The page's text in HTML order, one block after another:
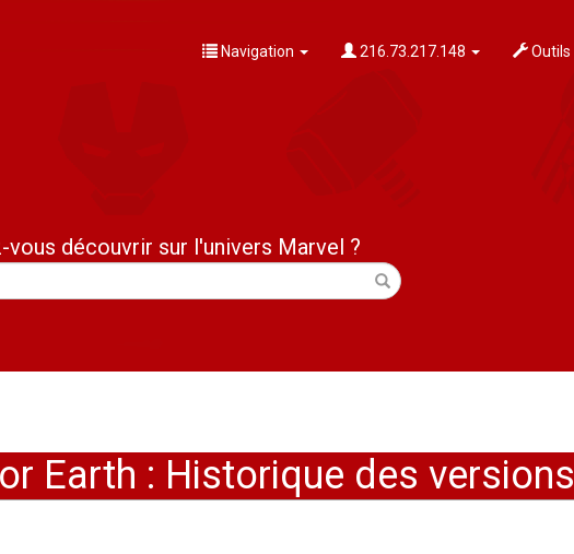
Navigation 216.73.217.148 Outils
vous découvrir sur l'univers Marvel ?
Earth : Historique des versions